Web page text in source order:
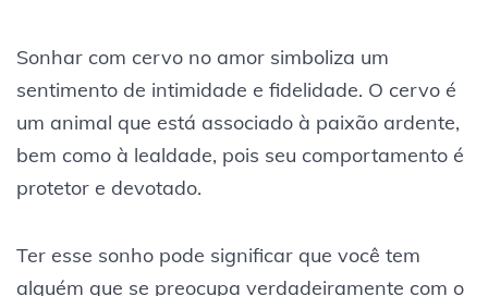
Sonhar com cervo no amor simboliza um
sentimento de intimidade e fidelidade. O cervo é
um animal que está associado à paixão ardente,
bem como à lealdade, pois seu comportamento é
protetor e devotado.
Ter esse sonho pode significar que você tem
alguém que se preocupa verdadeiramente com o